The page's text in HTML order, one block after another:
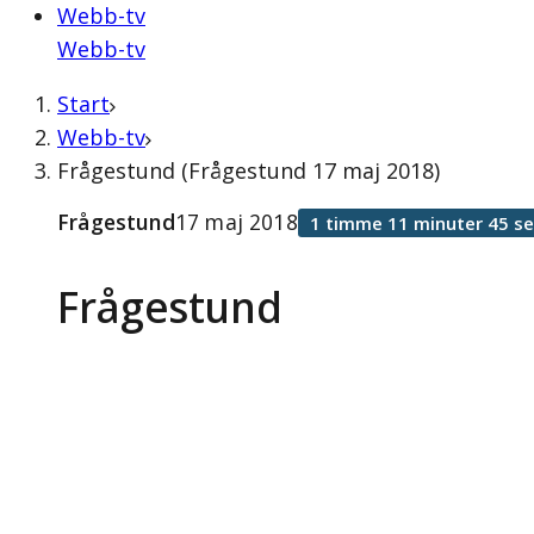
Webb-tv
Webb-tv
Start
Webb-tv
Frågestund (Frågestund 17 maj 2018)
Frågestund
Frågestund17 maj 2018 1 timme 11 minuter 45